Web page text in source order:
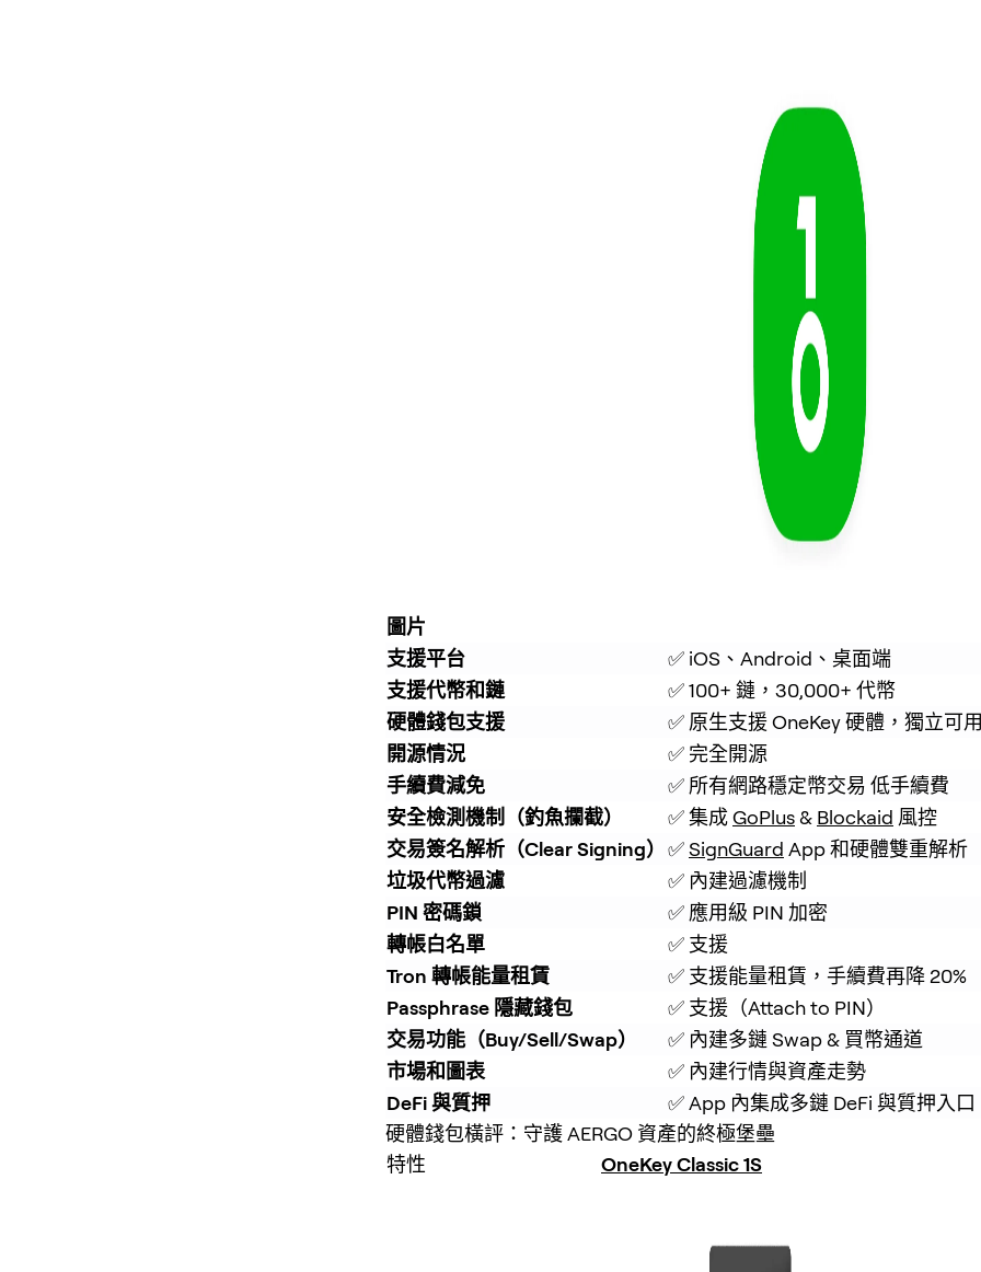
圖片
支援平台
✅ iOS、Android、桌面端
支援代幣和鏈
✅ 100+ 鏈，30,000+ 代幣
硬體錢包支援
✅ 原生支援 OneKey 硬體，獨立可用
開源情況
✅ 完全開源
手續費減免
✅ 所有網路穩定幣交易 低手續費
安全檢測機制（釣魚攔截）
✅ 集成 GoPlus & Blockaid 風控
交易簽名解析（Clear Signing） ✅ SignGuard App 和硬體雙重解析
垃圾代幣過濾
✅ 內建過濾機制
PIN 密碼鎖
✅ 應用級 PIN 加密
轉帳白名單
✅ 支援
Tron 轉帳能量租賃
✅ 支援能量租賃，手續費再降 20%
Passphrase 隱藏錢包
✅ 支援（Attach to PIN）
交易功能（Buy/Sell/Swap）
✅ 內建多鏈 Swap & 買幣通道
市場和圖表
✅ 內建行情與資產走勢
DeFi 與質押
✅ App 內集成多鏈 DeFi 與質押入口
硬體錢包橫評：守護 AERGO 資產的終極堡壘
特性
OneKey Classic 1S